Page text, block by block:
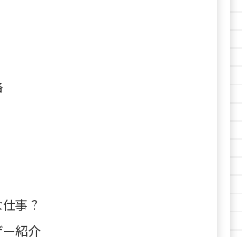
事？
紹介